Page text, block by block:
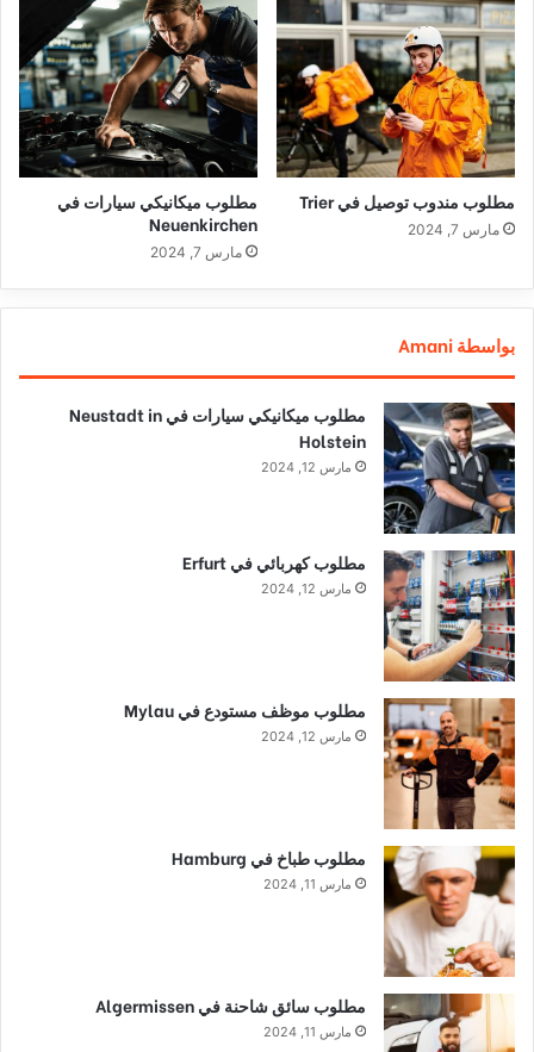
مطلوب مندوب توصيل في Trier
مارس 7, 2024
مطلوب ميكانيكي سيارات في
Neuenkirchen
مارس 7, 2024
بواسطة Amani
مطلوب ميكانيكي سيارات في Neustadt in
Holstein
مارس 12, 2024
مطلوب كهربائي في Erfurt
مارس 12, 2024
مطلوب موظف مستودع في Mylau
مارس 12, 2024
مطلوب طباخ في Hamburg
مارس 11, 2024
مطلوب سائق شاحنة في Algermissen
مارس 11, 2024